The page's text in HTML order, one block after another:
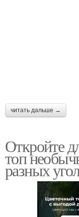
читать дальше →
Откройте
топ
разных